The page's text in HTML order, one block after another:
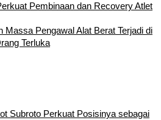
Pembinaan dan Recovery Atlet
Massa Pengawal Alat Berat Terjadi di
Terluka
Subroto Perkuat Posisinya sebagai